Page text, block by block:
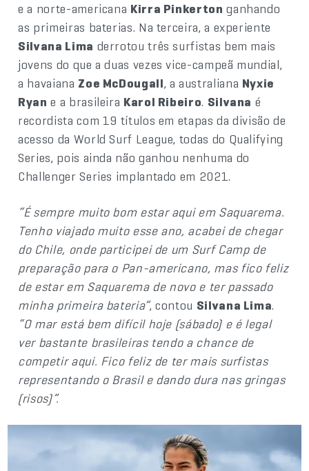
e a norte-americana Kirra Pinkerton ganhando
as primeiras baterias. Na terceira, a experiente
Silvana Lima derrotou três surfistas bem mais
jovens do que a duas vezes vice-campeã mundial,
a havaiana Zoe McDougall, a australiana Nyxie
Ryan e a brasileira Karol Ribeiro. Silvana é
recordista com 19 títulos em etapas da divisão de
acesso da World Surf League, todas do Qualifying
Series, pois ainda não ganhou nenhuma do
Challenger Series implantado em 2021.
“É sempre muito bom estar aqui em Saquarema.
Tenho viajado muito esse ano, acabei de chegar
do Chile, onde participei de um Surf Camp de
preparação para o Pan-americano, mas fico feliz
de estar em Saquarema de novo e ter passado
minha primeira bateria”, contou Silvana Lima.
“O mar está bem difícil hoje (sábado) e é legal
ver bastante brasileiras tendo a chance de
competir aqui. Fico feliz de ter mais surfistas
representando o Brasil e dando dura nas gringas
(risos)”.